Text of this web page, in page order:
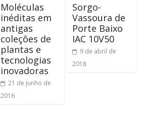
Moléculas
inéditas em
antigas
coleções de
plantas e
tecnologias
inovadoras
21 de junho de
2016
Sorgo-
Vassoura de
Porte Baixo
IAC 10V50
9 de abril de
2018